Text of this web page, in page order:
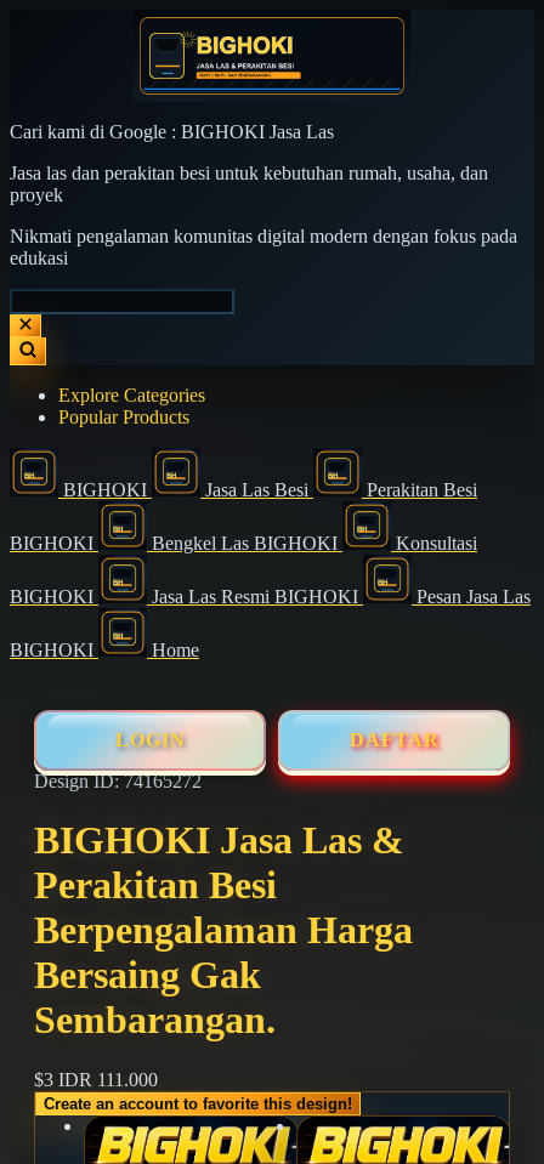
Cari kami di Google : BIGHOKI Jasa Las
Jasa las dan perakitan besi untuk kebutuhan rumah, usaha, dan
proyek
Nikmati pengalaman komunitas digital modern dengan fokus pada
edukasi
Explore Categories
Popular Products
BIGHOKI Jasa Las Besi Perakitan Besi
BIGHOKI Bengkel Las BIGHOKI Konsultasi
BIGHOKI Jasa Las Resmi BIGHOKI Pesan Jasa Las
BIGHOKI Home
LOGIN
DAFTAR
Design ID: 74165272
BIGHOKI Jasa Las &
Perakitan Besi
Berpengalaman Harga
Bersaing Gak
Sembarangan.
$3 IDR 111.000
Create an account to favorite this design!